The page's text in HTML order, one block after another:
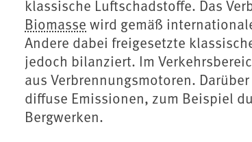
klassische Luftschadstoffe. Das
Biomasse wird gemäß
Andere dabei freigesetzte
jedoch bilanziert. Im
aus Verbrennungsmotoren.
diffuse Emissionen, zum Beispiel
Bergwerken.